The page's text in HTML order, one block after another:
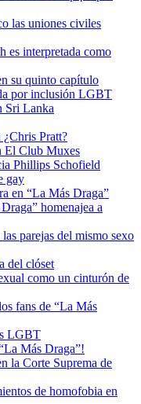
las uniones civiles
es interpretada como
su quinto capítulo
por inclusión LGBT
Sri Lanka
Pratt?
El Club Muxes
Phillips Schofield
gay
en “La Más Draga”
homenajea a
parejas del mismo sexo
del clóset
como un cinturón de
fans de “La Más
LGBT
Más Draga”!
la Corte Suprema de
de homofobia en